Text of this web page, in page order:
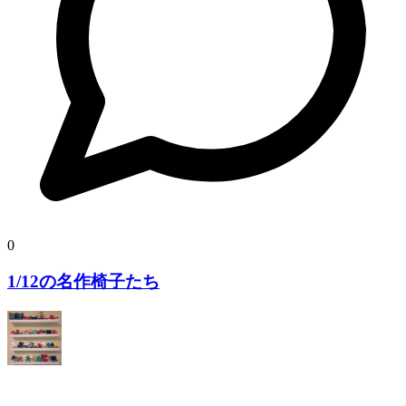
0
1/12の名作椅子たち